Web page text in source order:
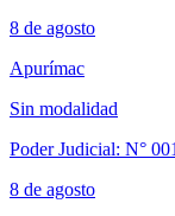
8 de agosto
Apurímac
Sin modalidad
Poder Judicial: N°
8 de agosto